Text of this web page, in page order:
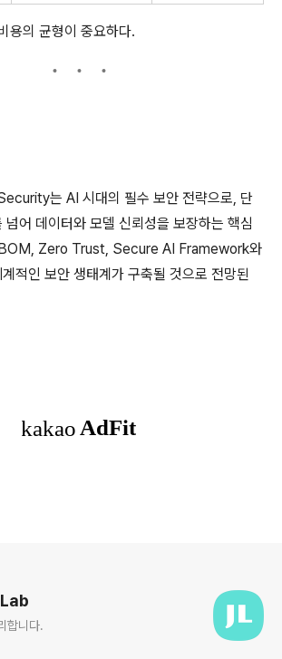
용의 균형이 중요하다.
는 AI 시대의 필수 보안 전략으로, 단
넘어 데이터와 모델 신뢰성을 보장하는 핵심
Zero Trust, Secure AI Framework와
적인 보안 생태계가 구축될 것으로 전망된
합니다.